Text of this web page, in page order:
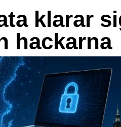
klarar
hackarna